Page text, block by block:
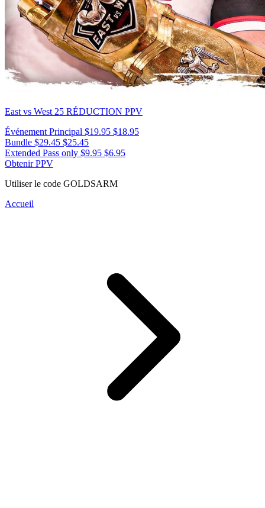
East vs West 25 RÉDUCTION PPV
Événement Principal $19.95 $18.95
Bundle $29.45 $25.45
Extended Pass only $9.95 $6.95
Obtenir PPV
Utiliser le code GOLDSARM
Accueil